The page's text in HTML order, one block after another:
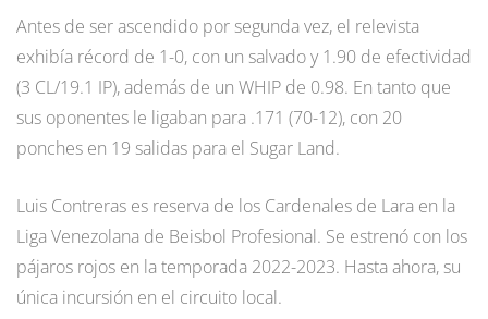
Antes de ser ascendido por segunda vez, el relevista
exhibía récord de 1-0, con un salvado y 1.90 de efectividad
(3 CL/19.1 IP), además de un WHIP de 0.98. En tanto que
sus oponentes le ligaban para .171 (70-12), con 20
ponches en 19 salidas para el Sugar Land.
Luis Contreras es reserva de los Cardenales de Lara en la
Liga Venezolana de Beisbol Profesional. Se estrenó con los
pájaros rojos en la temporada 2022-2023. Hasta ahora, su
única incursión en el circuito local.